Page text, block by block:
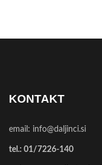
KONTAKT
email: info@daljinci.si
tel.: 01/7226-140